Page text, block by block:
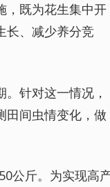
，既为花生集中开
长、减少养分竞
针对这一情况，
田间虫情变化，做
公斤。为实现高